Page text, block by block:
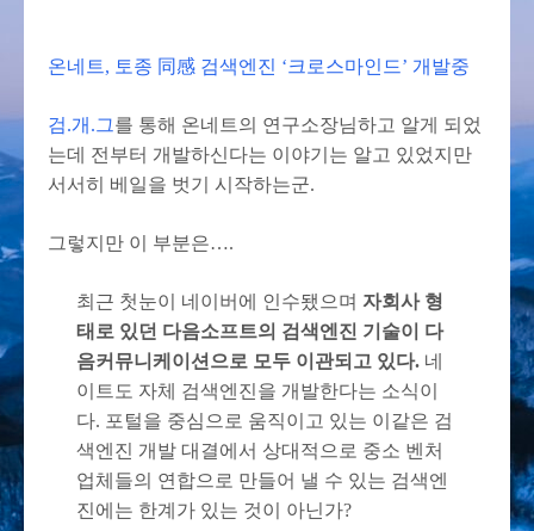
온네트, 토종 同感 검색엔진 ‘크로스마인드’ 개발중
검.개.그를 통해 온네트의 연구소장님하고 알게 되었
는데 전부터 개발하신다는 이야기는 알고 있었지만
서서히 베일을 벗기 시작하는군.
그렇지만 이 부분은….
최근 첫눈이 네이버에 인수됐으며 자회사 형
태로 있던 다음소프트의 검색엔진 기술이 다
음커뮤니케이션으로 모두 이관되고 있다. 네
이트도 자체 검색엔진을 개발한다는 소식이
다. 포털을 중심으로 움직이고 있는 이같은 검
색엔진 개발 대결에서 상대적으로 중소 벤처
업체들의 연합으로 만들어 낼 수 있는 검색엔
진에는 한계가 있는 것이 아닌가?